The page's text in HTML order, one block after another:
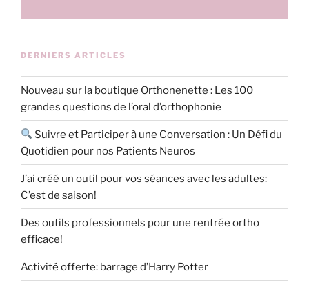
DERNIERS ARTICLES
Nouveau sur la boutique Orthonenette : Les 100
grandes questions de l’oral d’orthophonie
Suivre et Participer à une Conversation : Un Défi du
Quotidien pour nos Patients Neuros
J’ai créé un outil pour vos séances avec les adultes:
C’est de saison!
Des outils professionnels pour une rentrée ortho
efficace!
Activité offerte: barrage d’Harry Potter